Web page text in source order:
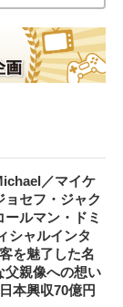
／マイケ
ョセフ・ジャク
ールマン・ドミ
シャルインタ
を魅了した名
父親像への想い
本興収70億円